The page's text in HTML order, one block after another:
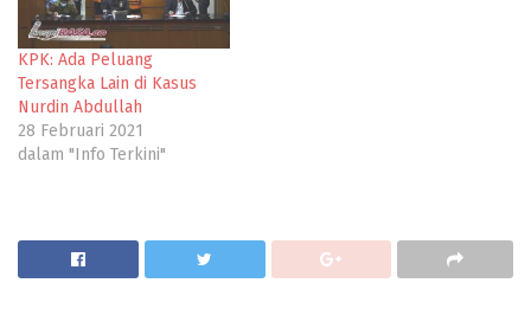
KPK: Ada Peluang
Tersangka Lain di Kasus
Nurdin Abdullah
28 Februari 2021
dalam "Info Terkini"